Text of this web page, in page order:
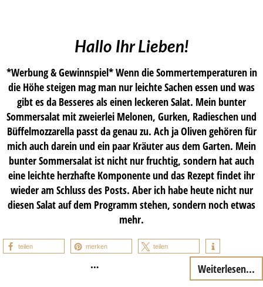
Hallo Ihr Lieben!
*Werbung & Gewinnspiel* Wenn die Sommertemperaturen in
die Höhe steigen mag man nur leichte Sachen essen und was
gibt es da Besseres als einen leckeren Salat. Mein bunter
Sommersalat mit zweierlei Melonen, Gurken, Radieschen und
Büffelmozzarella passt da genau zu. Ach ja Oliven gehören für
mich auch darein und ein paar Kräuter aus dem Garten. Mein
bunter Sommersalat ist nicht nur fruchtig, sondern hat auch
eine leichte herzhafte Komponente und das Rezept findet ihr
wieder am Schluss des Posts. Aber ich habe heute nicht nur
diesen Salat auf dem Programm stehen, sondern noch etwas
mehr.
teilen merken teilen
… Weiterlesen...